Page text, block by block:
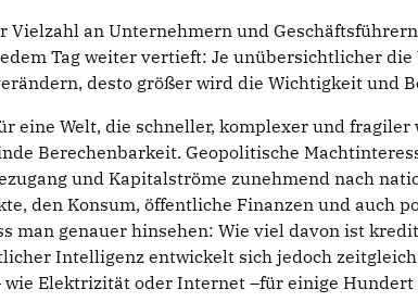
an Unternehmern und
Tag weiter vertieft: Je unübersichtlicher
desto größer wird die Wichtigkeit und
eine Welt, die schneller, komplexer und
Berechenbarkeit. Geopolitische
und Kapitalströme zunehmend nach
den Konsum, öffentliche Finanzen und auch
man genauer hinsehen: Wie viel davon ist
Intelligenz entwickelt sich jedoch
Elektrizität oder Internet –für einige